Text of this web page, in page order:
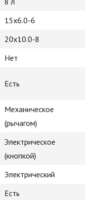
15х6.0-6
20x10.0-8
Нет
Есть
Механическое
(рычагом)
Электрическое
(кнопкой)
Электрический
Есть